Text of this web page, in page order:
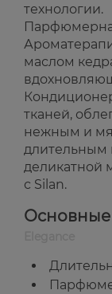
технологии.
маслом
тканей,
нежным и
деликатной
с Silan.